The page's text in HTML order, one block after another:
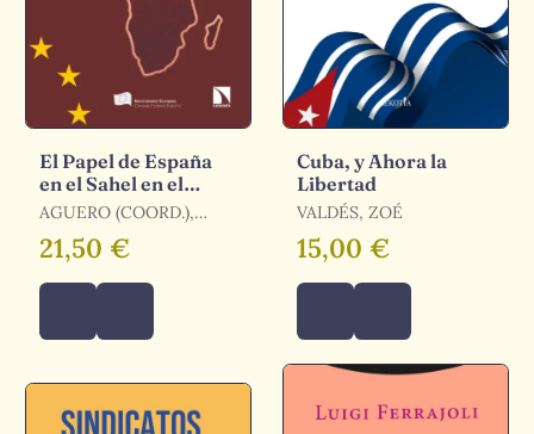
El Papel de España
en el Sahel en el
Marco de la Relación
Unión Europea-
Unión Af
AGUERO (COORD.),
IRENE / FRANCISCO,
ALDEC / ALDECOA
21,50 €
Cuba, y Ahora la
Libertad
VALDÉS, ZOÉ
15,00 €